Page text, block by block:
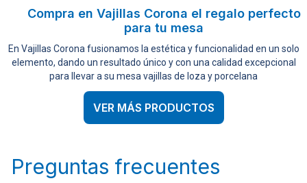
Compra en Vajillas Corona el regalo perfecto
para tu mesa
En Vajillas Corona fusionamos la estética y funcionalidad en un solo
elemento, dando un resultado único y con una calidad excepcional
para llevar a su mesa vajillas de loza y porcelana
VER MÁS PRODUCTOS
Preguntas frecuentes